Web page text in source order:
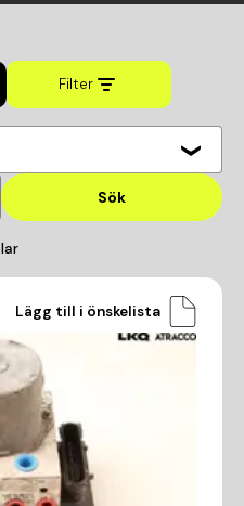
Filter
Sök
Lägg till i önskelista